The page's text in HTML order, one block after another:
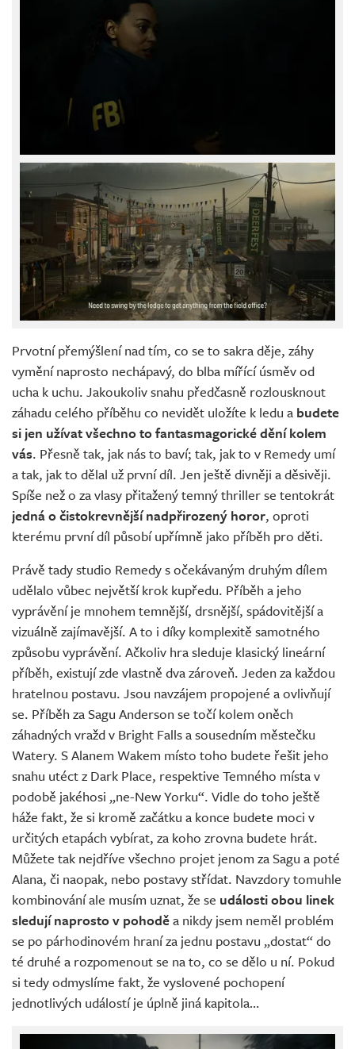
Prvotní přemýšlení nad tím, co se to sakra děje, záhy
vymění naprosto nechápavý, do blba mířící úsměv od
ucha k uchu. Jakoukoliv snahu předčasně rozlousknout
záhadu celého příběhu co nevidět uložíte k ledu a budete
si jen užívat všechno to fantasmagorické dění kolem
vás. Přesně tak, jak nás to baví; tak, jak to v Remedy umí
a tak, jak to dělal už první díl. Jen ještě divněji a děsivěji.
Spíše než o za vlasy přitažený temný thriller se tentokrát
jedná o čistokrevnější nadpřirozený horor, oproti
kterému první díl působí upřímně jako příběh pro děti.
Právě tady studio Remedy s očekávaným druhým dílem
udělalo vůbec největší krok kupředu. Příběh a jeho
vyprávění je mnohem temnější, drsnější, spádovitější a
vizuálně zajímavější. A to i díky komplexitě samotného
způsobu vyprávění. Ačkoliv hra sleduje klasický lineární
příběh, existují zde vlastně dva zároveň. Jeden za každou
hratelnou postavu. Jsou navzájem propojené a ovlivňují
se. Příběh za Sagu Anderson se točí kolem oněch
záhadných vražd v Bright Falls a sousedním městečku
Watery. S Alanem Wakem místo toho budete řešit jeho
snahu utéct z Dark Place, respektive Temného místa v
podobě jakéhosi „ne-New Yorku“. Vidle do toho ještě
háže fakt, že si kromě začátku a konce budete moci v
určitých etapách vybírat, za koho zrovna budete hrát.
Můžete tak nejdříve všechno projet jenom za Sagu a poté
Alana, či naopak, nebo postavy střídat. Navzdory tomuhle
kombinování ale musím uznat, že se události obou linek
sledují naprosto v pohoděa nikdy jsem neměl problém
se po párhodinovém hraní za jednu postavu „dostat“ do
té druhé a rozpomenout se na to, co se dělo u ní. Pokud
si tedy odmyslíme fakt, že vyslovené pochopení
jednotlivých událostí je úplně jiná kapitola…